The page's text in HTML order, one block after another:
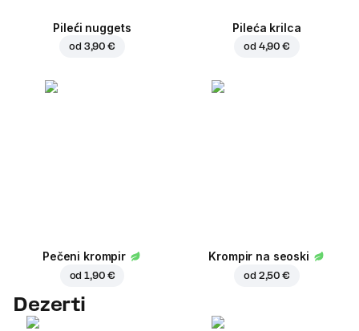
Pileći nuggets
od 3,90 €
Pileća krilca
od 4,90 €
Pečeni krompir
od1,90 €
Krompir na seoski
od 2,50 €
Dezerti